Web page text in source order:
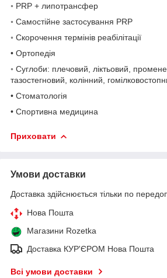
◦ PRP + липотрансфер
◦ Самостійне застосування PRP
◦ Скорочення термінів реабілітації
• Ортопедія
◦ Суглоби: плечовий, ліктьовий,
тазостегновий, колінний,
• Стоматологія
• Спортивна медицина
Приховати
Умови доставки
Доставка здійснюється тільки по
Нова Пошта
Магазини Rozetka
Доставка КУР'ЄРОМ Нова Пошта
Всі умови доставки